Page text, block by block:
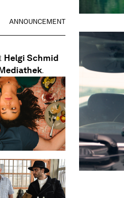
ANNOUNCEMENT
Helgi Schmid
.
UNCATEGORIZED